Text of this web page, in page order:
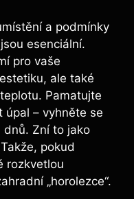
a podmínky
esenciální.
pro vaše
ale také
Pamatujte
úpal – vyhněte se
dnů. Zní to jako
pokud
rozkvetlou
„horolezce“.